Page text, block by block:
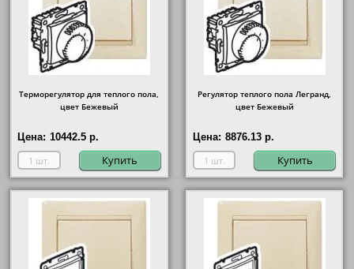
Терморегулятор для теплого пола,
цвет Бежевый
Цена: 10442.5 р.
Купить
Регулятор теплого пола Легранд,
цвет Бежевый
Цена: 8876.13 р.
Купить